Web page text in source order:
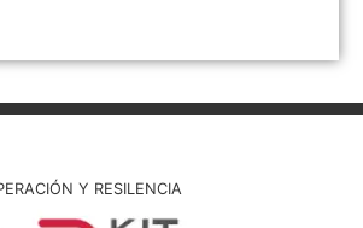
Y RESILENCIA